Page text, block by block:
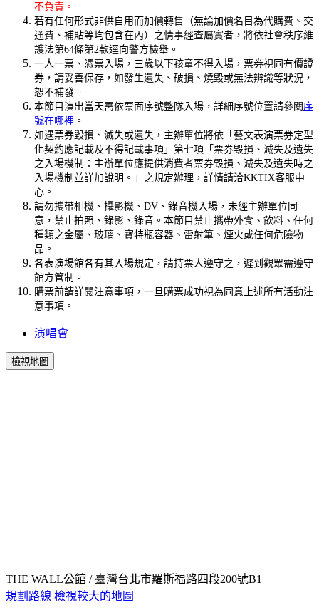
不負責。
若有任何形式非供自用而加價轉售（無論加價名目為代購費、交
通費、補貼等均包含在內）之情事經查屬實者，將依社會秩序維
護法第64條第2款逕向警方檢舉。
一人一票、憑票入場，三歲以下孩童不得入場，票券視同有價證
券，請妥善保存，如發生遺失、破損、燒毀或無法辨識等狀況，
恕不補發。
本節目演出當天需依票面序號整隊入場，詳細序號位置請參閱 序
號在哪裡 。
如遇票券毀損、滅失或遺失，主辦單位將依「藝文表演票券定型
化契約應記載及不得記載事項」第七項「票券毀損、滅失及遺失
之入場機制：主辦單位應提供消費者票券毀損、滅失及遺失時之
入場機制並詳加說明。」之規定辦理，詳情請洽KKTIX客服中
心。
請勿攜帶相機、攝影機、DV、錄音機入場，未經主辦單位同
意，禁止拍照、錄影、錄音。本節目禁止攜帶外食、飲料、任何
種類之金屬、玻璃、寶特瓶容器、雷射筆、煙火或任何危險物
品。
各表演場館各有其入場規定，請持票人遵守之，遲到觀眾需遵守
館方管制。
購票前請詳閱注意事項，一旦購票成功視為同意上述所有活動注
意事項。
演唱會
檢視地圖
THE WALL公館 / 臺灣台北市羅斯福路四段200號B1
規劃路線 檢視較大的地圖